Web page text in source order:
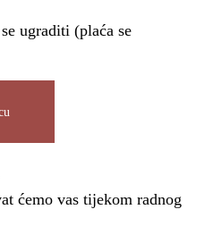
ugraditi (plaća se
ćemo vas tijekom radnog